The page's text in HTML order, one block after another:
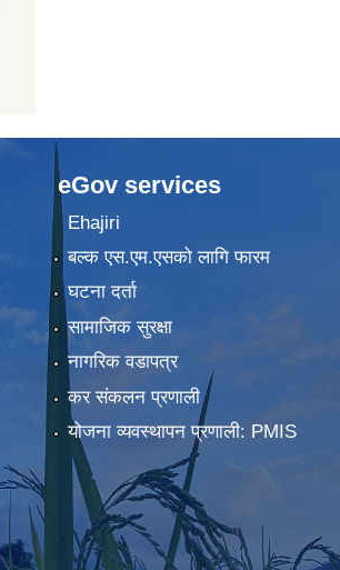
eGov services
Ehajiri
बल्क एस.एम.एसको लागि फारम
घटना दर्ता
सामाजिक सुरक्षा
नागरिक वडापत्र
कर संकलन प्रणाली
योजना व्यवस्थापन प्रणाली: PMIS